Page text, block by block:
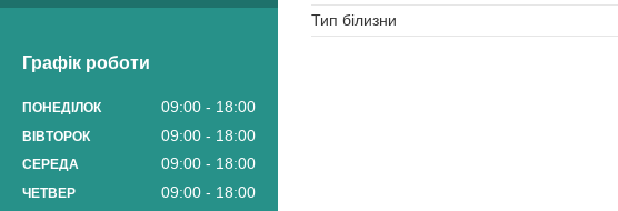
Графік роботи
ПОНЕДІЛОК 09:00 18:00
ВІВТОРОК 09:00 18:00
СЕРЕДА 09:00 18:00
ЧЕТВЕР 09:00 18:00
Тип білизни